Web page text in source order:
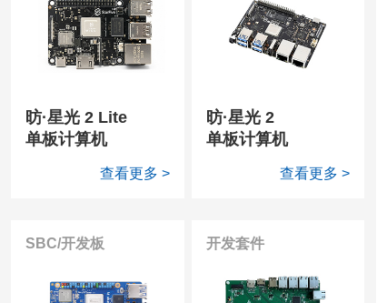
昉·星光 2 Lite
单板计算机
查看更多 >
昉·星光 2
单板计算机
查看更多 >
SBC/开发板 开发套件